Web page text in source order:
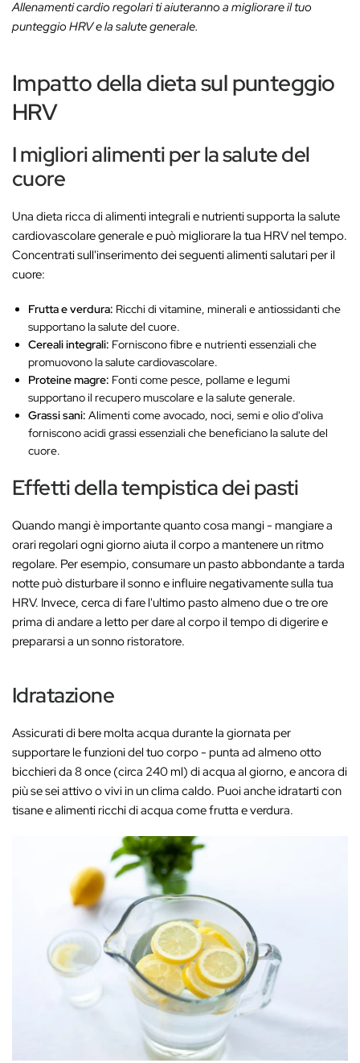
Allenamenti cardio regolari ti aiuteranno a migliorare il tuo
punteggio HRV e la salute generale.
Impatto della dieta sul punteggio
HRV
I migliori alimenti per la salute del
cuore
Una dieta ricca di alimenti integrali e nutrienti supporta la salute
cardiovascolare generale e può migliorare la tua HRV nel tempo.
Concentrati sull'inserimento dei seguenti alimenti salutari per il
cuore:
Frutta e verdura: Ricchi di vitamine, minerali e antiossidanti che
supportano la salute del cuore.
Cereali integrali: Forniscono fibre e nutrienti essenziali che
promuovono la salute cardiovascolare.
Proteine magre: Fonti come pesce, pollame e legumi
supportano il recupero muscolare e la salute generale.
Grassi sani: Alimenti come avocado, noci, semi e olio d'oliva
forniscono acidi grassi essenziali che beneficiano la salute del
cuore.
Effetti della tempistica dei pasti
Quando mangi è importante quanto cosa mangi - mangiare a
orari regolari ogni giorno aiuta il corpo a mantenere un ritmo
regolare. Per esempio, consumare un pasto abbondante a tarda
notte può disturbare il sonno e influire negativamente sulla tua
HRV. Invece, cerca di fare l'ultimo pasto almeno due o tre ore
prima di andare a letto per dare al corpo il tempo di digerire e
prepararsi a un sonno ristoratore.
Idratazione
Assicurati di bere molta acqua durante la giornata per
supportare le funzioni del tuo corpo - punta ad almeno otto
bicchieri da 8 once (circa 240 ml) di acqua al giorno, e ancora di
più se sei attivo o vivi in un clima caldo. Puoi anche idratarti con
tisane e alimenti ricchi di acqua come frutta e verdura.